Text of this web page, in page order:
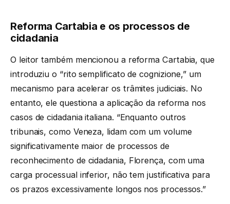
Reforma Cartabia e os processos de
cidadania
O leitor também mencionou a reforma Cartabia, que
introduziu o “rito semplificato de cognizione,” um
mecanismo para acelerar os trâmites judiciais. No
entanto, ele questiona a aplicação da reforma nos
casos de cidadania italiana. “Enquanto outros
tribunais, como Veneza, lidam com um volume
significativamente maior de processos de
reconhecimento de cidadania, Florença, com uma
carga processual inferior, não tem justificativa para
os prazos excessivamente longos nos processos.”